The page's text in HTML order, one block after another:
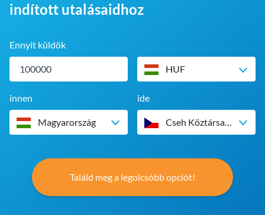
indított utalásaidhoz
Ennyit küldök
HUF
innen
Magyarország
ide
Cseh Köztársaság
Találd meg a legolcsóbb opciót!